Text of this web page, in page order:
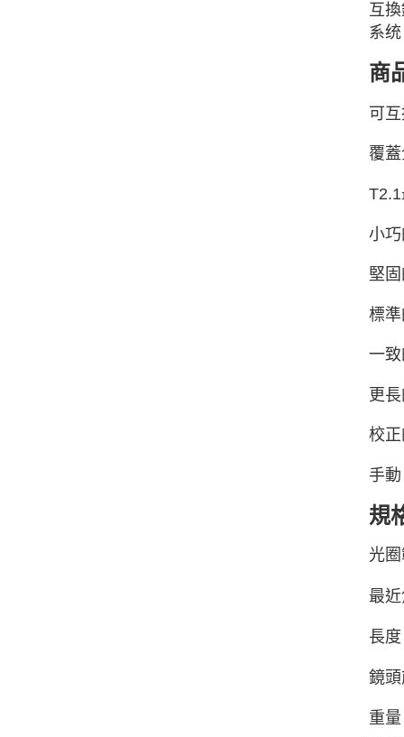
互
系
商
可
覆
小
堅
標
一
更
校
手
規
光
最
長度
鏡
重量